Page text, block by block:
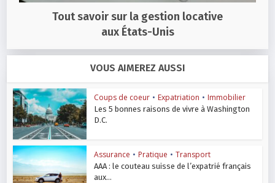
Tout savoir sur la gestion locative
aux États-Unis
VOUS AIMEREZ AUSSI
Coups de coeur • Expatriation • Immobilier
Les 5 bonnes raisons de vivre à Washington
D.C.
Assurance • Pratique • Transport
AAA : le couteau suisse de l’expatrié français
aux...